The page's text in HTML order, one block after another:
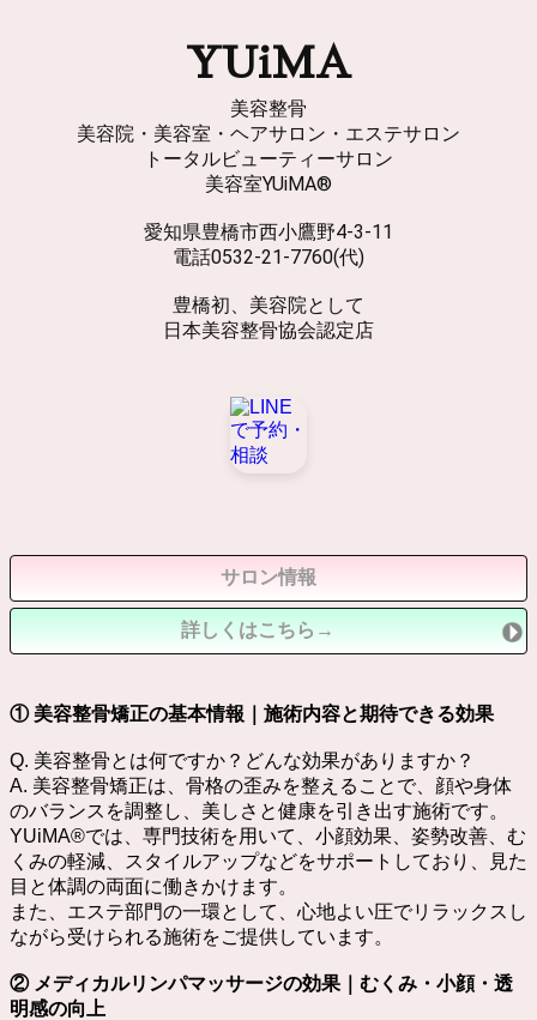
YUiMA
美容整骨
美容院・美容室・ヘアサロン・エステサロン
トータルビューティーサロン
美容室YUiMA®
愛知県豊橋市西小鷹野4-3-11
電話0532-21-7760(代)
豊橋初、美容院として
日本美容整骨協会認定店
サロン情報
詳しくはこちら→
① 美容整骨矯正の基本情報｜施術内容と期待できる効果
Q. 美容整骨とは何ですか？どんな効果がありますか？
A. 美容整骨矯正は、骨格の歪みを整えることで、顔や身体
のバランスを調整し、美しさと健康を引き出す施術です。
YUiMA®︎では、専門技術を用いて、小顔効果、姿勢改善、む
くみの軽減、スタイルアップなどをサポートしており、見た
目と体調の両面に働きかけます。
また、エステ部門の一環として、心地よい圧でリラックスし
ながら受けられる施術をご提供しています。
② メディカルリンパマッサージの効果｜むくみ・小顔・透
明感の向上